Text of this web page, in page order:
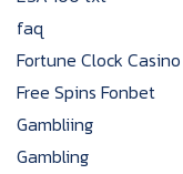
faq
Fortune Clock Casino
Free Spins Fonbet
Gambliing
Gambling